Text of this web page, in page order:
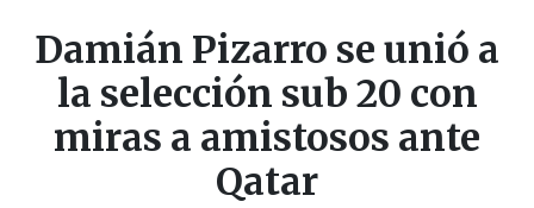
Damián Pizarro se unió a
la selección sub 20 con
miras a amistosos ante
Qatar